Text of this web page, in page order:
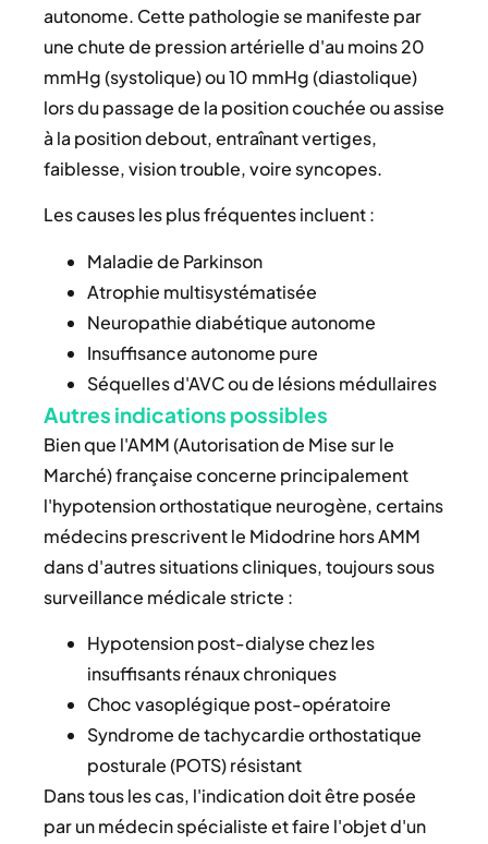
autonome. Cette pathologie se manifeste par
une chute de pression artérielle d'au moins 20
mmHg (systolique) ou 10 mmHg (diastolique)
lors du passage de la position couchée ou assise
à la position debout, entraînant vertiges,
faiblesse, vision trouble, voire syncopes.
Les causes les plus fréquentes incluent :
Maladie de Parkinson
Atrophie multisystématisée
Neuropathie diabétique autonome
Insuffisance autonome pure
Séquelles d'AVC ou de lésions médullaires
Autres indications possibles
Bien que l'AMM (Autorisation de Mise sur le
Marché) française concerne principalement
l'hypotension orthostatique neurogène, certains
médecins prescrivent le Midodrine hors AMM
dans d'autres situations cliniques, toujours sous
surveillance médicale stricte :
Hypotension post-dialyse chez les
insuffisants rénaux chroniques
Choc vasoplégique post-opératoire
Syndrome de tachycardie orthostatique
posturale (POTS) résistant
Dans tous les cas, l'indication doit être posée
par un médecin spécialiste et faire l'objet d'un